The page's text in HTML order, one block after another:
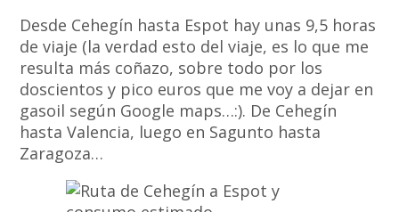
Desde Cehegín hasta Espot hay unas 9,5 horas
de viaje (la verdad esto del viaje, es lo que me
resulta más coñazo, sobre todo por los
doscientos y pico euros que me voy a dejar en
gasoil según Google maps…:). De Cehegín
hasta Valencia, luego en Sagunto hasta
Zaragoza…